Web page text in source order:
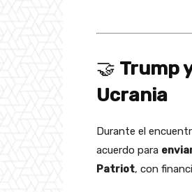
🤝 Trump
Ucrania
Durante el
acuerdo para
Patriot, con